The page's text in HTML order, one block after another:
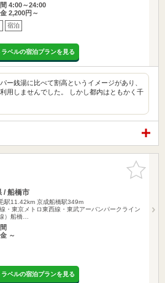
4:00～24:00
2,200円～
宿泊
ベルの宿泊プランを見る
ー銭湯に比べて割高というイメージがあり、
用しませんでした。 しかし都内はともかく千
お気に入
りに追加
/ 船橋市
駅11.42km 京成船橋駅349m
・東京メトロ東西線・東武アーバンパークライン
）船橋…
～
ベルの宿泊プランを見る